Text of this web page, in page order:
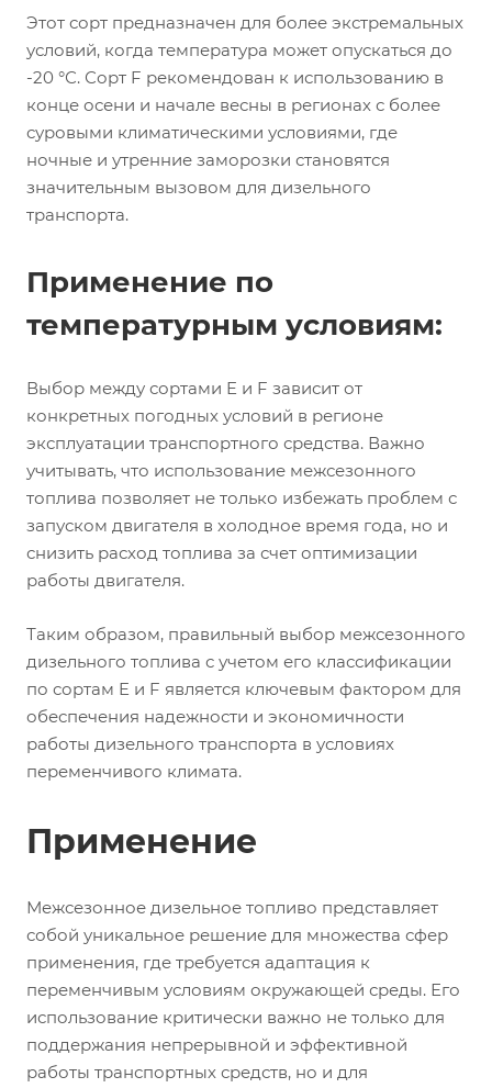
Этот сорт предназначен для более экстремальных
условий, когда температура может опускаться до
-20 °С. Сорт F рекомендован к использованию в
конце осени и начале весны в регионах с более
суровыми климатическими условиями, где
ночные и утренние заморозки становятся
значительным вызовом для дизельного
транспорта.
Применение по
температурным условиям:
Выбор между сортами E и F зависит от
конкретных погодных условий в регионе
эксплуатации транспортного средства. Важно
учитывать, что использование межсезонного
топлива позволяет не только избежать проблем с
запуском двигателя в холодное время года, но и
снизить расход топлива за счет оптимизации
работы двигателя.
Таким образом, правильный выбор межсезонного
дизельного топлива с учетом его классификации
по сортам E и F является ключевым фактором для
обеспечения надежности и экономичности
работы дизельного транспорта в условиях
переменчивого климата.
Применение
Межсезонное дизельное топливо представляет
собой уникальное решение для множества сфер
применения, где требуется адаптация к
переменчивым условиям окружающей среды. Его
использование критически важно не только для
поддержания непрерывной и эффективной
работы транспортных средств, но и для